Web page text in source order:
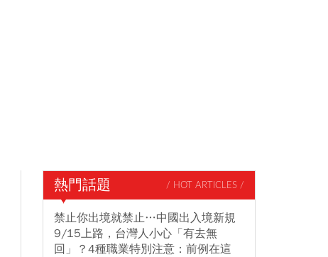
熱門話題 / HOT ARTICLES /
禁止你出境就禁止…中國出入境新規
9/15上路，台灣人小心「有去無
回」？4種職業特別注意：前例在這